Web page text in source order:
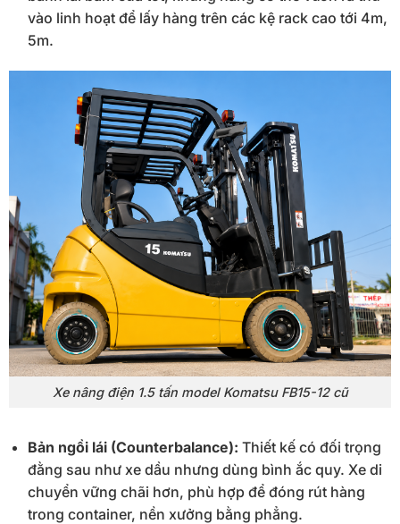
vào linh hoạt để lấy hàng trên các kệ rack cao tới 4m,
5m.
Xe nâng điện 1.5 tấn model Komatsu FB15-12 cũ
Bản ngồi lái (Counterbalance): Thiết kế có đối trọng
đằng sau như xe dầu nhưng dùng bình ắc quy. Xe di
chuyển vững chãi hơn, phù hợp để đóng rút hàng
trong container, nền xưởng bằng phẳng.